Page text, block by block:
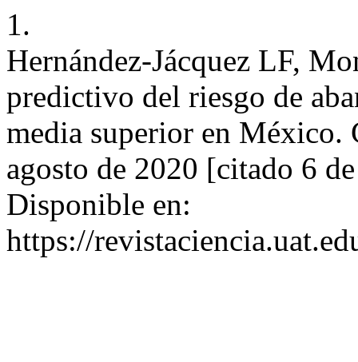
1.
Hernández-Jácquez LF,
predictivo del riesgo de
media superior en
agosto de 2020 [citado 6
Disponible en:
https://